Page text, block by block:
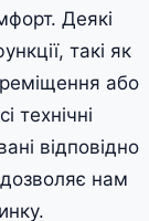
Деякі
такі як
або
технічні
відповідно
нам